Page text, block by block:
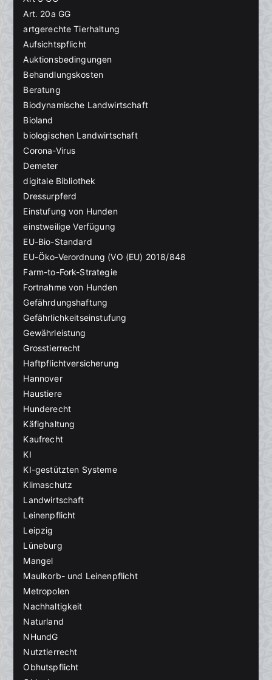
Art. 20a GG
artgerechte Tierhaltung
Aufsichtspflicht
Auktionsbedingungen
Behandlungskosten
Beratung
Biodynamische Landwirtschaft
Bioland
biologischen Landwirtschaft
Corona-Virus
Demeter
digitale Bibliothek
Dressurpferd
Einstufung von Hunden
einstweilige Verfügung
EU-Bio-Standard
EU-Öko-Verordnung (VO (EU) 2018/848
Farm-to-Fork-Strategie
Fortnahme von Hunden
Gefährdungshaftung
Gefährlichkeitseinstufung
Gewährleistung
Grosstierrecht
Haftpflichtversicherung
Hannover
Haustiere
Hunderecht
Käfighaltung
Kaufrecht
KI
KI-gestützten Systeme
Klimaschutz
Landwirtschaft
Leinenpflicht
Leipzig
Lüneburg
Mangel
Maulkorb- und Leinenpflicht
Metropolen
Nachhaltigkeit
Naturland
NHundG
Nutztierrecht
Obhutspflicht